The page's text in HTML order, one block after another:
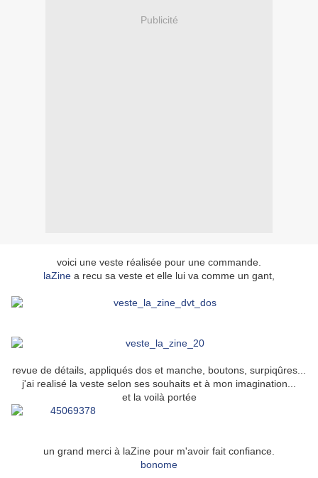
Publicité
voici une veste réalisée pour une commande.
laZine a recu sa veste et elle lui va comme un gant,
revue de détails, appliqués dos et manche, boutons, surpiqûres...
j'ai realisé la veste selon ses souhaits et à mon imagination...
et la voilà portée
un grand merci à laZine pour m'avoir fait confiance.
bonome